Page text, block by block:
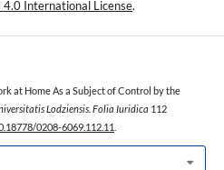
International License.
at Home As a Subject of Control by the
Lodziensis. Folia Iuridica 112
0208-6069.112.11